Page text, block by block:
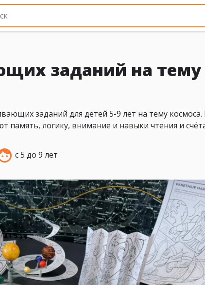
заданий на тему
заданий для детей 5-9 лет на тему космоса.
память, логику, внимание и навыки чтения и
с 5 до 9 лет